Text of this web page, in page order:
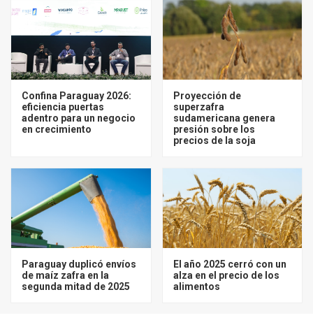
Confina Paraguay 2026:
eficiencia puertas
adentro para un negocio
en crecimiento
Proyección de
superzafra
sudamericana genera
presión sobre los
precios de la soja
Paraguay duplicó envíos
de maíz zafra en la
segunda mitad de 2025
El año 2025 cerró con un
alza en el precio de los
alimentos